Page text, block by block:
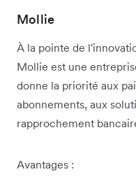
Mollie
À la pointe de
Mollie est une
donne la priorité aux
abonnements, aux
rapprochement
Avantages :